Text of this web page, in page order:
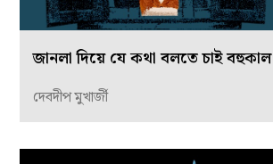
জানলা দিয়ে যে কথা বলতে চাই বহুকাল
দেবদীপ মুখার্জী